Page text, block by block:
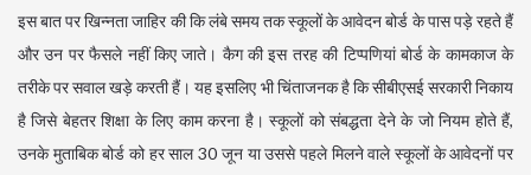
इस बात पर खिन्नता जाहिर की कि लंबे समय तक स्कूलों के आवेदन बोर्ड के पास पड़े रहते हैं
और उन पर फैसले नहीं किए जाते। कैग की इस तरह की टिप्पणियां बोर्ड के कामकाज के
तरीके पर सवाल खड़े करती हैं। यह इसलिए भी चिंताजनक है कि सीबीएसई सरकारी निकाय
है जिसे बेहतर शिक्षा के लिए काम करना है। स्कूलों को संबद्धता देने के जो नियम होते हैं,
उनके मुताबिक बोर्ड को हर साल 30 जून या उससे पहले मिलने वाले स्कूलों के आवेदनों पर